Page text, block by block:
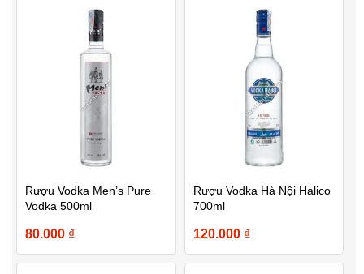
Rượu Vodka Men’s Pure
Vodka 500ml
80.000 ₫
Rượu Vodka Hà Nội Halico
700ml
120.000 ₫